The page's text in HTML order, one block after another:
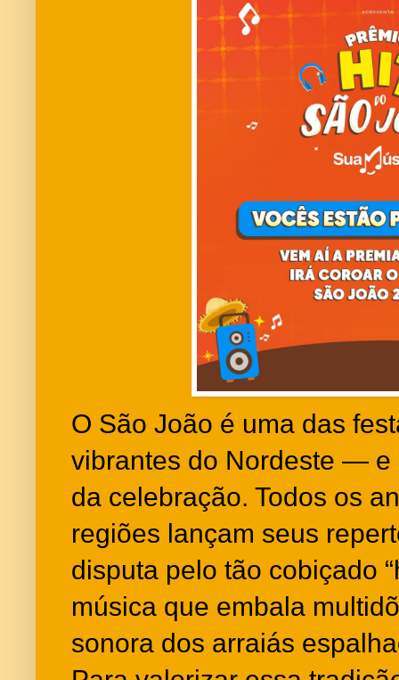
O São João é uma das
vibrantes do Nordeste — e
da celebração. Todos os
regiões lançam seus
disputa pelo tão cobiçado
música que embala
sonora dos arraiás